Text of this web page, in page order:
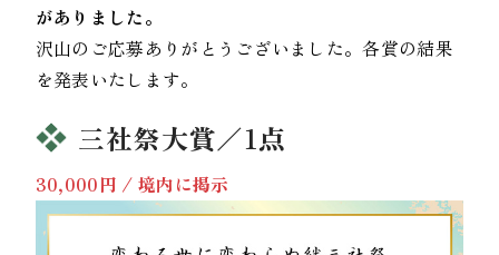
がありました。
沢山のご応募ありがとうございました。各賞の結果
を発表いたします。
三社祭大賞／1点
30,000円 / 境内に掲示